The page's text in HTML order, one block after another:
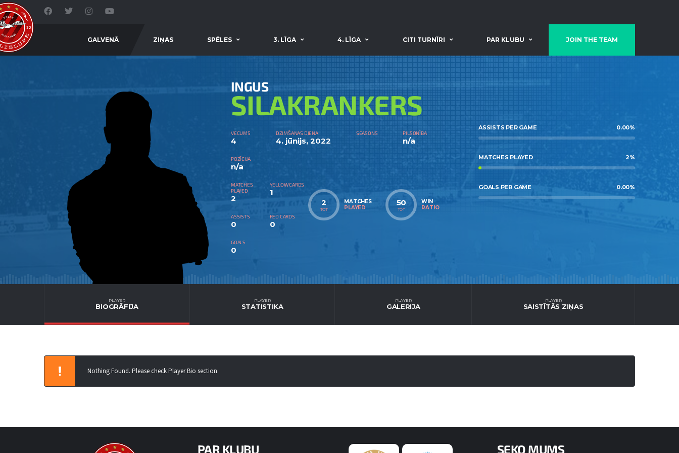
GALVENĀ ZIŅAS SPĒLES 3. LĪGA 4. LĪGA CITI TURNĪRI PAR KLUBU JOIN THE TEAM
INGUS
SILAKRANKERS
VECUMS
4
DZIMŠANAS DIENA
4. jūnijs, 2022
SEASONS PILSONĪBA
n/a
POZĪCIJA
n/a
MATCHES
PLAYED
2
YELLOW CARDS
1
ASSISTS
0
RED CARDS
0
GOALS
0
2
TOT
MATCHES
PLAYED
50
TOT
WIN
RATIO
ASSISTS PER GAME 0.00%
MATCHES PLAYED 2%
GOALS PER GAME 0.00%
PLAYER
BIOGRĀFIJA
PLAYER
STATISTIKA
PLAYER
GALERIJA
PLAYER
SAISTĪTĀS ZIŅAS
Nothing Found. Please check Player Bio section.
PAR KLUBU SEKO MUMS